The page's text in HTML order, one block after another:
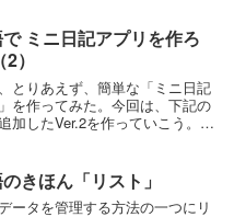
。内服した医薬品が全身作用を
でには、消化管か...
ミニ日記アプリを作ろ
）
とりあえず、簡単な「ミニ日記
を作ってみた。今回は、下記の
加したVer.2を作っていこう。目
日付き) #include <stdi...
きほん「リスト」
ータを管理する方法の一つにリ